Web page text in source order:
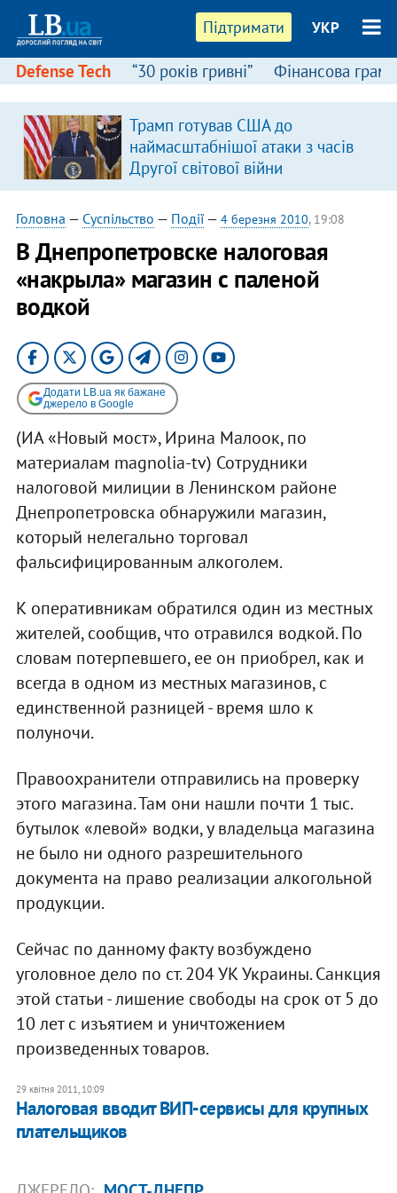
Підтримати УКР
Defense Tech “30 років гривні” Фінансова
Трамп готував США до
наймасштабнішої атаки з часів
Другої світової війни
Головна — Суспільство — Події— 4 березня 2010, 19:08
В Днепропетровске налоговая
«накрыла» магазин с паленой
водкой
Додати LB.ua як бажане
джерело в Google
(ИА «Новый мост», Ирина Малоок, по
материалам magnolia-tv) Сотрудники
налоговой милиции в Ленинском районе
Днепропетровска обнаружили магазин,
который нелегально торговал
фальсифицированным алкоголем.
К оперативникам обратился один из местных
жителей, сообщив, что отравился водкой. По
словам потерпевшего, ее он приобрел, как и
всегда в одном из местных магазинов, с
единственной разницей - время шло к
полуночи.
Правоохранители отправились на проверку
этого магазина. Там они нашли почти 1 тыс.
бутылок «левой» водки, у владельца магазина
не было ни одного разрешительного
документа на право реализации алкогольной
продукции.
Сейчас по данному факту возбуждено
уголовное дело по ст. 204 УК Украины. Санкция
этой статьи - лишение свободы на срок от 5 до
10 лет с изъятием и уничтожением
произведенных товаров.
29 квітня 2011, 10:09
​Налоговая вводит ВИП-сервисы для крупных
плательщиков